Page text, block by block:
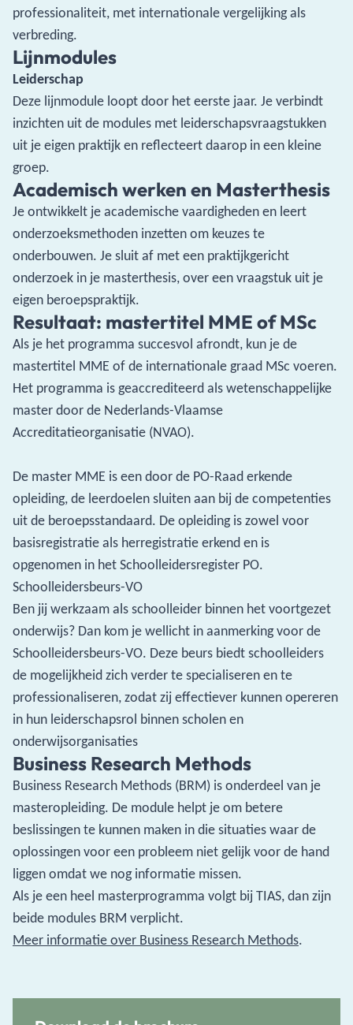
professionaliteit, met internationale vergelijking als
verbreding.
Lijnmodules
Leiderschap
Deze lijnmodule loopt door het eerste jaar. Je verbindt
inzichten uit de modules met leiderschapsvraagstukken
uit je eigen praktijk en reflecteert daarop in een kleine
groep.
Academisch werken en Masterthesis
Je ontwikkelt je academische vaardigheden en leert
onderzoeksmethoden inzetten om keuzes te
onderbouwen. Je sluit af met een praktijkgericht
onderzoek in je masterthesis, over een vraagstuk uit je
eigen beroepspraktijk.
Resultaat: mastertitel MME of MSc
Als je het programma succesvol afrondt, kun je de
mastertitel MME of de internationale graad MSc voeren.
Het programma is geaccrediteerd als wetenschappelijke
master door de Nederlands-Vlaamse
Accreditatieorganisatie (NVAO).
De master MME is een door de PO-Raad erkende
opleiding, de leerdoelen sluiten aan bij de competenties
uit de beroepsstandaard. De opleiding is zowel voor
basisregistratie als herregistratie erkend en is
opgenomen in het Schoolleidersregister PO.
Schoolleidersbeurs-VO
Ben jij werkzaam als schoolleider binnen het voortgezet
onderwijs? Dan kom je wellicht in aanmerking voor de
Schoolleidersbeurs-VO. Deze beurs biedt schoolleiders
de mogelijkheid zich verder te specialiseren en te
professionaliseren, zodat zij effectiever kunnen opereren
in hun leiderschapsrol binnen scholen en
onderwijsorganisaties
Business Research Methods
Business Research Methods (BRM) is onderdeel van je
masteropleiding. De module helpt je om betere
beslissingen te kunnen maken in die situaties waar de
oplossingen voor een probleem niet gelijk voor de hand
liggen omdat we nog informatie missen.
Als je een heel masterprogramma volgt bij TIAS, dan zijn
beide modules BRM verplicht.
Meer informatie over Business Research Methods.